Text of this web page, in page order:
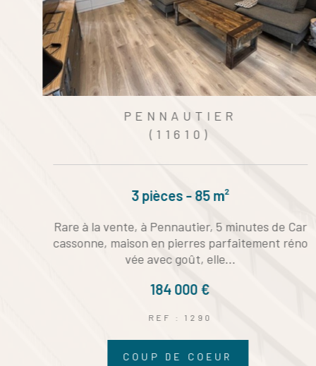
CARCASSONNE
(11000)
6 pièces - 158 m²
À quelques minutes de Carcassonne , au cœur
d’un environnement résidentiel recherché offr
ant un cadre de vie...
418 000 €
REF : 791
COUP DE COEUR